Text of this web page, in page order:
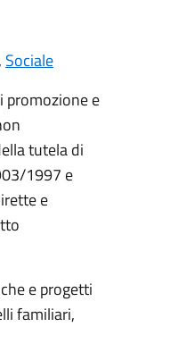
, Sociale
promozione e
tutela di
1997 e
e
e progetti
familiari,